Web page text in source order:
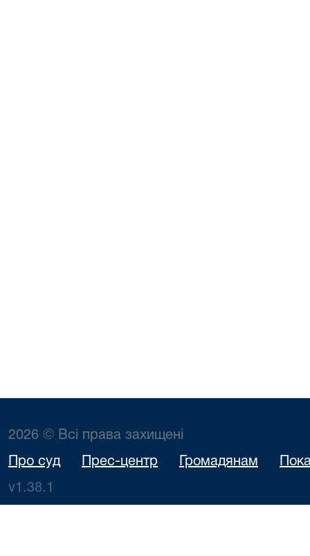
2026 © Всі права захищені
Про суд Прес-центр Громадянам
v1.38.1